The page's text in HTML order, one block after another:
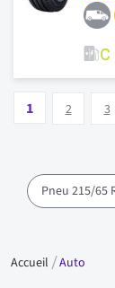
Vous lisez
1 2 3
Pneu 215/65
Accueil Auto